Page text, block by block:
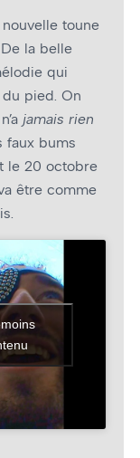
toune
la belle
qui
pied. On
jamais rien
faux bums
le 20 octobre
être comme